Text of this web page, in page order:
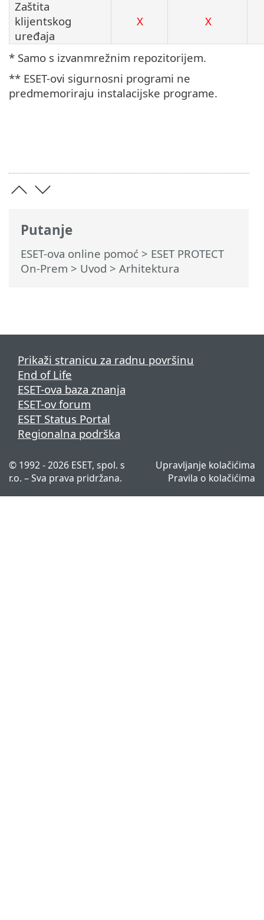
Putanje
ESET-ova online pomoć > ESET PROTECT
On-Prem > Uvod > Arhitektura
Zaštita
klijentskog
uređaja
X X
* Samo s izvanmrežnim repozitorijem.
** ESET-ovi sigurnosni programi ne
predmemoriraju instalacijske programe.
Prikaži stranicu za radnu površinu
End of Life
ESET-ova baza znanja
ESET-ov forum
ESET Status Portal
Regionalna podrška
© 1992 - 2026 ESET, spol. s
r.o. – Sva prava pridržana.
Upravljanje kolačićima
Pravila o kolačićima